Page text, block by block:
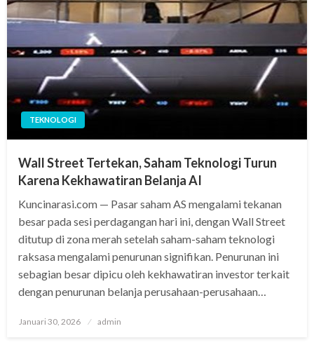
TEKNOLOGI
Wall Street Tertekan, Saham Teknologi Turun
Karena Kekhawatiran Belanja AI
Kuncinarasi.com — Pasar saham AS mengalami tekanan
besar pada sesi perdagangan hari ini, dengan Wall Street
ditutup di zona merah setelah saham-saham teknologi
raksasa mengalami penurunan signifikan. Penurunan ini
sebagian besar dipicu oleh kekhawatiran investor terkait
dengan penurunan belanja perusahaan-perusahaan…
Posted
Januari 30, 2026 admin